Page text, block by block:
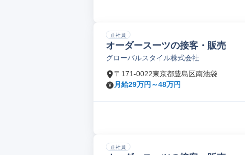
正社員
オーダースーツの接客・販売
グローバルスタイル株式会社
〒171-0022東京都豊島区南池袋
月給29万円～48万円
正社員